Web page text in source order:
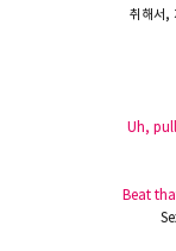
취해서,
Uh,
Beat